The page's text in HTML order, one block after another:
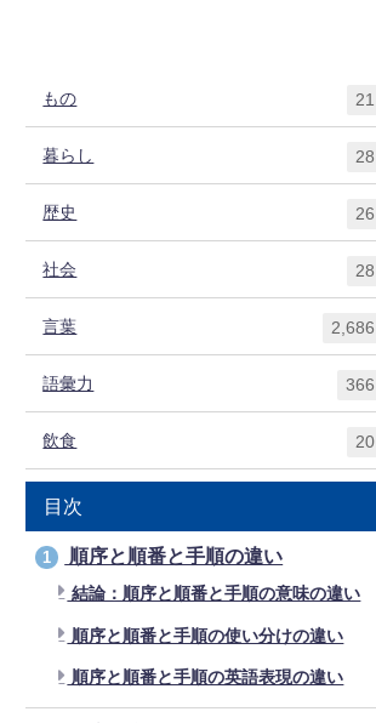
もの 21
暮らし 28
歴史 26
社会 28
言葉 2,686
語彙力 366
飲食 20
目次
1 順序と順番と手順の違い
結論：順序と順番と手順の意味の違い
順序と順番と手順の使い分けの違い
順序と順番と手順の英語表現の違い